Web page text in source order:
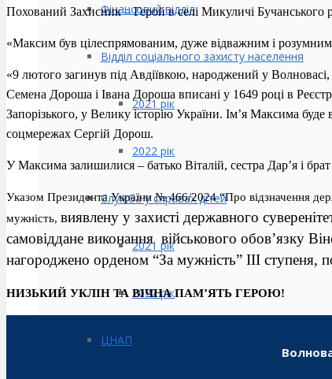
Фінансовий відділ
Відділ соціального захисту населення
2021 рік
2022 рік
Служба у справах дітей
2021 рік
2022 рік
ЦНАП
Похований Захисник – Герой в селі Микуличі Бучанського
«Максим був цілеспрямованим, дуже відважним і
«9 лютого загинув під Авдіївкою, народжений у
Семена Дороша і Івана Дороша вписані у 1649 році в Реєстр
Запорізького, у Велику історію України. Ім’я Максима
соцмережах Сергій Дорош.
У Максима залишилися – батько Віталій, сестра Дар’я і
Указом Президента України № 466/2024 “Про відзначення
мужність, виявлену у захисті державного
самовіддане виконання військового обов’язку
нагороджено орденом “За мужність” ІІІ ступеня,
НИЗЬКИЙ УКЛІН ТА ВІЧНА ПАМ’ЯТЬ ГЕРОЮ!